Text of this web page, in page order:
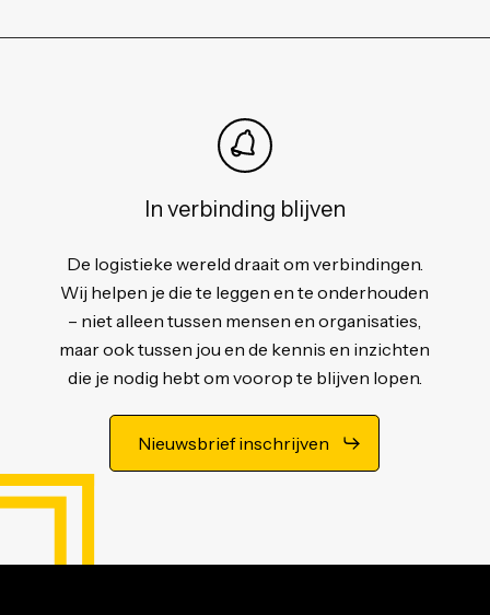
In verbinding blijven
De logistieke wereld draait om verbindingen.
Wij helpen je die te leggen en te onderhouden
– niet alleen tussen mensen en organisaties,
maar ook tussen jou en de kennis en inzichten
die je nodig hebt om voorop te blijven lopen.
Nieuwsbrief inschrijven